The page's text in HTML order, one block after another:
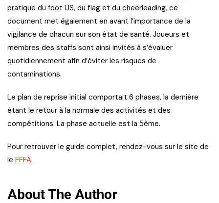
pratique du foot US, du flag et du cheerleading, ce
document met également en avant l’importance de la
vigilance de chacun sur son état de santé. Joueurs et
membres des staffs sont ainsi invités à s’évaluer
quotidiennement afin d’éviter les risques de
contaminations.
Le plan de reprise initial comportait 6 phases, la dernière
étant le retour à la normale des activités et des
compétitions. La phase actuelle est la 5ème.
Pour retrouver le guide complet, rendez-vous sur le site de
le FFFA.
About The Author